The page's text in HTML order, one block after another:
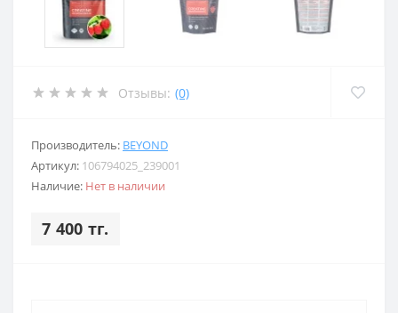
Отзывы: (0)
Производитель: BEYOND
Артикул: 106794025_239001
Наличие: Нет в наличии
7 400 тг.